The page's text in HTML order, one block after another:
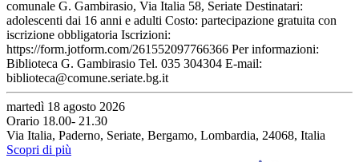
comunale G. Gambirasio, Via Italia 58, Seriate Destinatari:
adolescenti dai 16 anni e adulti Costo: partecipazione gratuita con
iscrizione obbligatoria Iscrizioni:
https://form.jotform.com/261552097766366 Per informazioni:
Biblioteca G. Gambirasio Tel. 035 304304 E-mail:
biblioteca@comune.seriate.bg.it
martedì 18 agosto 2026
Orario 18.00- 21.30
Via Italia, Paderno, Seriate, Bergamo, Lombardia, 24068, Italia
Scopri di più